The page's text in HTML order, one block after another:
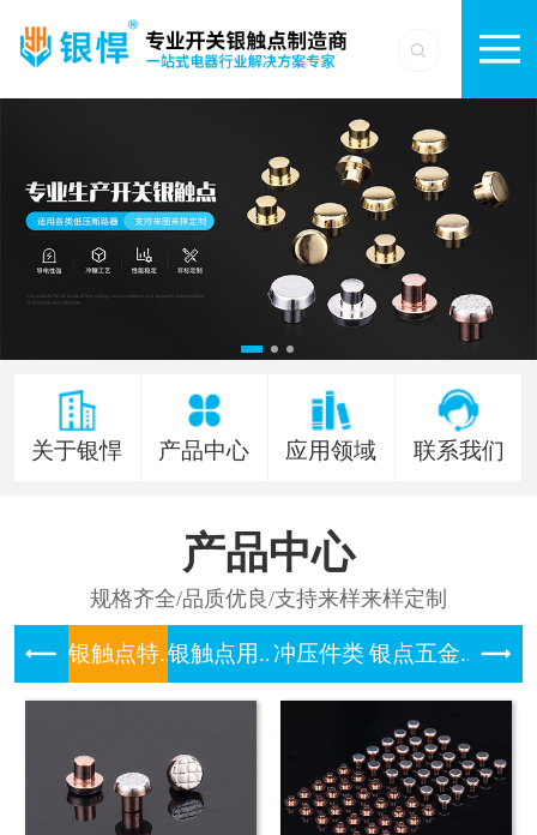
关于银悍 产品中心 应用领域 联系我们
产品中心
规格齐全/品质优良/支持来样来样定制
银触点特...银触点用...冲压件类银点五金... 铂铱